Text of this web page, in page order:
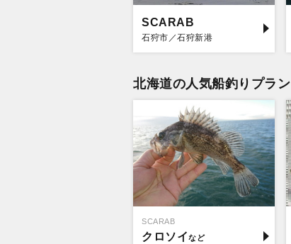
SCARAB
石狩市／石狩新港
北海道の人気船釣りプラン
SCARAB
クロソイ